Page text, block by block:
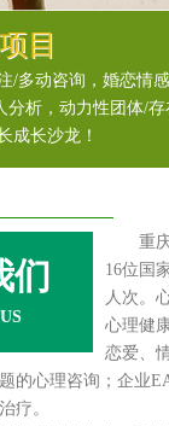
目
/多动咨询，婚恋情
分析，动力性团体/
成长沙龙！
们
重庆
16位国
人次。
心理健
恋爱、
的心理咨询；企业
疗。